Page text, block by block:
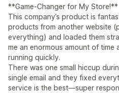
**Game-Changer for My Store!**
This company’s product is
products from another website
everything) and loaded them
me an enormous amount of time
running quickly.
There was one small hiccup
single email and they fixed
service is the best—super